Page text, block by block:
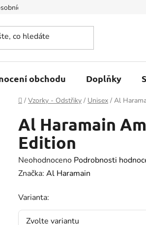
údajů
obchodu Doplňky
Domů
/ Vzorky - Odstřiky / Unisex / Al
Al Haramain
Edition
Průměrné
hodnocení
je
0.0
Neohodnoceno Podrobnosti
Značka: Al Haramain
Varianta: